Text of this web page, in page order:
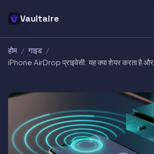
Vaultaire
होम / गाइड /
iPhone AirDrop प्राइवेसी: यह क्या शेयर करता है